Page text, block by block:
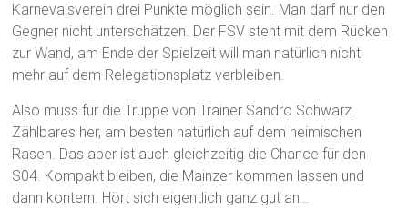
Karnevalsverein drei Punkte möglich sein. Man darf nur den
Gegner nicht unterschätzen. Der FSV steht mit dem Rücken
zur Wand, am Ende der Spielzeit will man natürlich nicht
mehr auf dem Relegationsplatz verbleiben.
Also muss für die Truppe von Trainer Sandro Schwarz
Zählbares her, am besten natürlich auf dem heimischen
Rasen. Das aber ist auch gleichzeitig die Chance für den
S04. Kompakt bleiben, die Mainzer kommen lassen und
dann kontern. Hört sich eigentlich ganz gut an…